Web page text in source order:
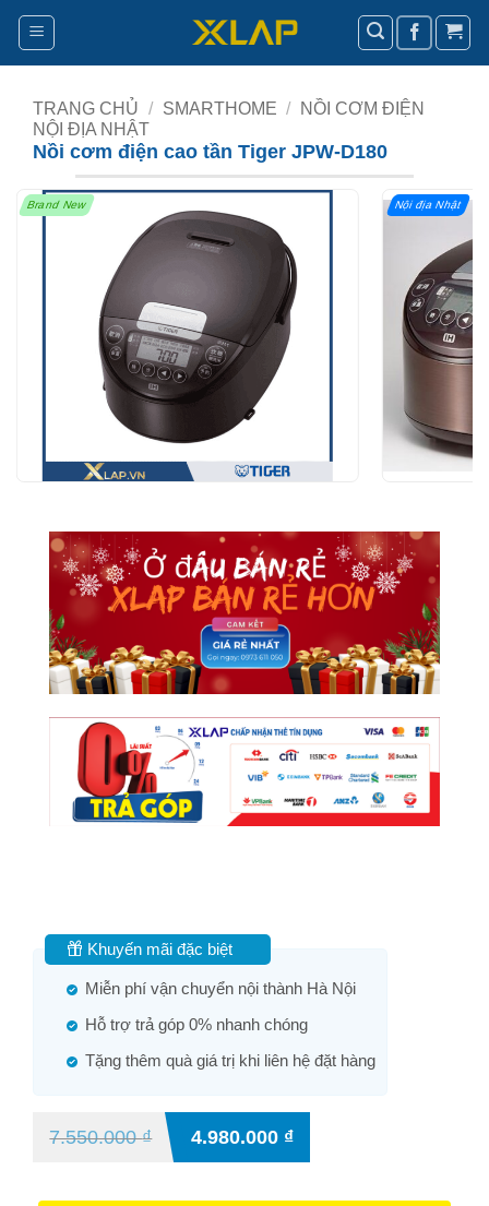
Bỏ
nội
TRANG CHỦ / SMARTHOME /
NỒI CƠM ĐIỆN
NỘI ĐỊA NHẬT
Nồi cơm điện cao tần Tiger JPW-D180
Brand New Nội địa Nhật
Khuyến mãi đặc biệt
Miễn phí vận chuyển nội thành Hà Nội
Hỗ trợ trả góp 0% nhanh chóng
Tặng thêm quà giá trị khi liên hệ đặt hàng
7.550.000₫ 4.980.000 ₫